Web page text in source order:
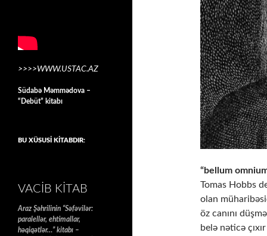
“bellum
Tomas Hobbs
olan
öz canını
belə nəticə
>>>>WWW.USTAC.AZ
Südabə Məmmədova –
“Debüt” kitabı
BU XÜSUSİ KİTABDIR:
VACIB KITAB
Araz Şəhrilinin “Səfəvilər:
paralellər, ehtimallar,
həqiqətlər…” kitabı –